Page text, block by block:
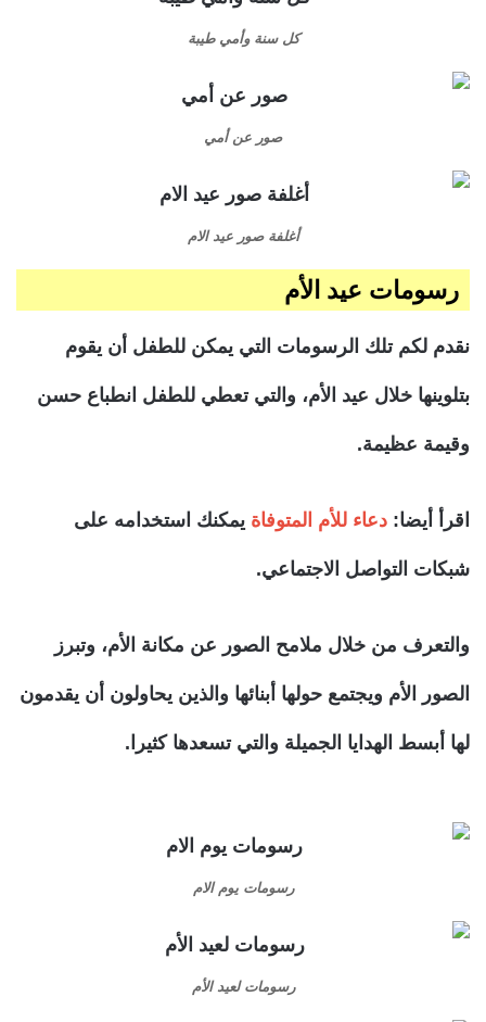
كل سنة وأمي طيبة
صور عن أمي
أغلفة صور عيد الام
رسومات عيد الأم
نقدم لكم تلك الرسومات التي يمكن للطفل أن يقوم
بتلوينها خلال عيد الأم، والتي تعطي للطفل انطباع حسن
وقيمة عظيمة.
اقرأ أيضا: دعاء للأم المتوفاة يمكنك استخدامه على
شبكات التواصل الاجتماعي.
والتعرف من خلال ملامح الصور عن مكانة الأم، وتبرز
الصور الأم ويجتمع حولها أبنائها والذين يحاولون أن يقدمون
لها أبسط الهدايا الجميلة والتي تسعدها كثيرا.
رسومات يوم الام
رسومات لعيد الأم